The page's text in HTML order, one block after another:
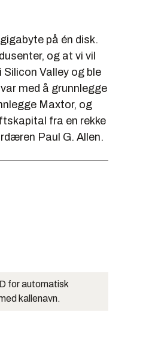
på én disk.
og at vi vil
Valley og ble
med å grunnlegge
Maxtor, og
fra en rekke
Paul G. Allen.
for automatisk
kallenavn.